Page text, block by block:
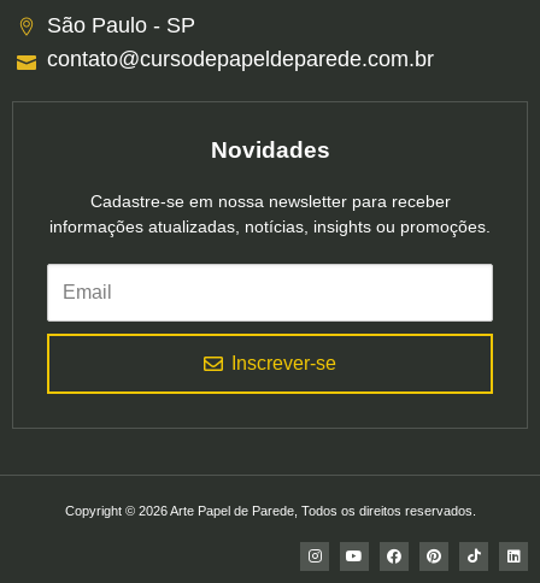
São Paulo - SP
contato@cursodepapeldeparede.com.br
Novidades
Cadastre-se em nossa newsletter para receber
informações atualizadas, notícias, insights ou promoções.
Inscrever-se
Copyright © 2026 Arte Papel de Parede, Todos os direitos reservados.